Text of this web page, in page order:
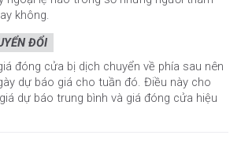
không.
ĐỔI
đóng cửa bị dịch chuyển về phía sau nên
dự báo giá cho tuần đó. Điều này cho
dự báo trung bình và giá đóng cửa hiệu